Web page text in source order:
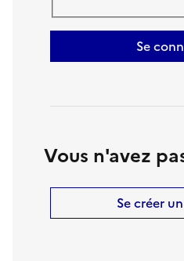
Se
Vous n'avez
Se créer